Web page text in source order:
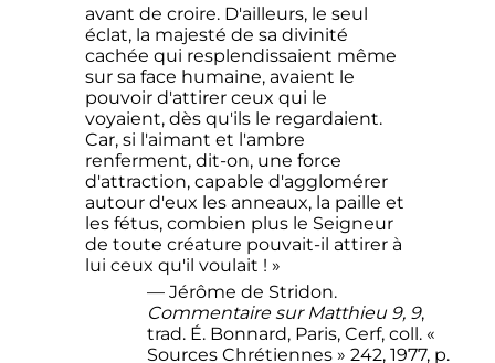
avant de croire. D'ailleurs, le seul
éclat, la majesté de sa divinité
cachée qui resplendissaient même
sur sa face humaine, avaient le
pouvoir d'attirer ceux qui le
voyaient, dès qu'ils le regardaient.
Car, si l'aimant et l'ambre
renferment, dit-on, une force
d'attraction, capable d'agglomérer
autour d'eux les anneaux, la paille et
les fétus, combien plus le Seigneur
de toute créature pouvait-il attirer à
lui ceux qu'il voulait ! »
— Jérôme de Stridon.
Commentaire sur Matthieu 9, 9,
trad. É. Bonnard, Paris, Cerf, coll. «
Sources Chrétiennes » 242, 1977, p.